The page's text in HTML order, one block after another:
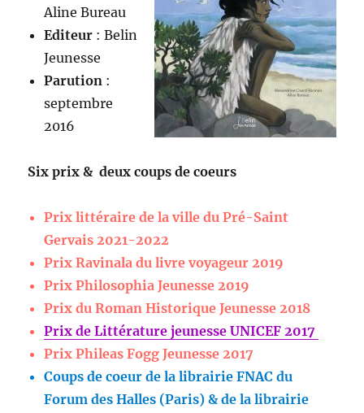
Aline Bureau
Editeur : Belin
Jeunesse
Parution :
septembre
2016
Six prix & deux coups de coeurs
Prix littéraire de la ville du Pré-Saint
Gervais 2021-2022
Prix Ravinala du livre voyageur 2019
Prix Philosophia Jeunesse 2019
Prix du Roman Historique Jeunesse 2018
Prix de Littérature jeunesse UNICEF 2017
Prix Phileas Fogg Jeunesse 2017
Coups de coeur de la librairie FNAC du
Forum des Halles (Paris) & de la librairie